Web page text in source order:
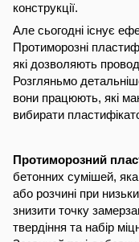
конструкції.
Але сьогодні існує
Протиморозні
які дозволяють
Розгляньмо
вони працюють, які
вибирати
Протиморозний
бетонних сумішей,
або розчині при
знизити точку
твердіння та набір